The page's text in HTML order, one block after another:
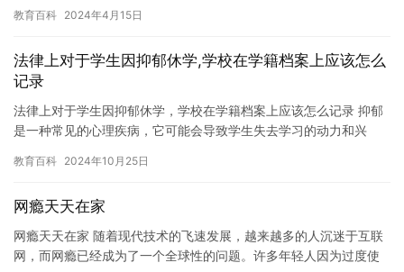
您有…
教育百科 2024年4月15日
法律上对于学生因抑郁休学,学校在学籍档案上应该怎么
记录
法律上对于学生因抑郁休学，学校在学籍档案上应该怎么记录 抑郁
是一种常见的心理疾病，它可能会导致学生失去学习的动力和兴
力的增…
教育百科 2024年10月25日
网瘾天天在家
网瘾天天在家 随着现代技术的飞速发展，越来越多的人沉迷于互联
网，而网瘾已经成为了一个全球性的问题。许多年轻人因为过度使